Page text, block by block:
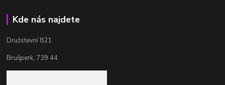
Kde nás najdete
Družstevní 821
Brušperk, 739 44